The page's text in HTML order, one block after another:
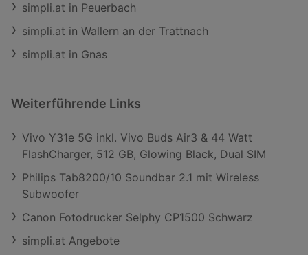
simpli.at in Peuerbach
simpli.at in Wallern an der Trattnach
simpli.at in Gnas
Weiterführende Links
Vivo Y31e 5G inkl. Vivo Buds Air3 & 44 Watt
FlashCharger, 512 GB, Glowing Black, Dual SIM
Philips Tab8200/10 Soundbar 2.1 mit Wireless
Subwoofer
Canon Fotodrucker Selphy CP1500 Schwarz
simpli.at Angebote